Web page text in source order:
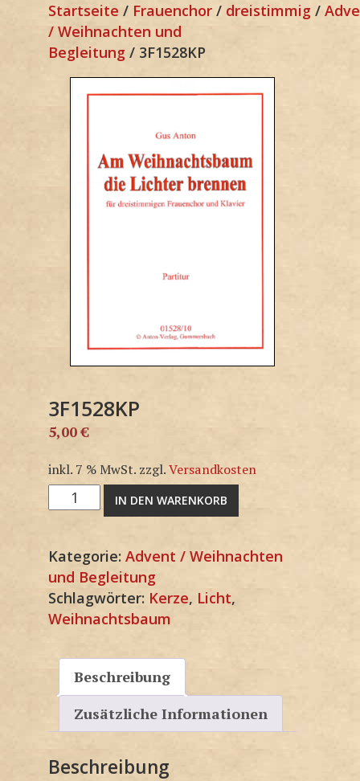
Startseite / Frauenchor / dreistimmig /
/ Weihnachten und
Begleitung / 3F1528KP
3F1528KP
5,00€
inkl. 7 % MwSt. zzgl.Versandkosten
3F1528KP
Menge
IN DEN WARENKORB
Kategorie: Advent / Weihnachten
und Begleitung
Schlagwörter: Kerze, Licht,
Weihnachtsbaum
Beschreibung
Zusätzliche Informationen
Beschreibung